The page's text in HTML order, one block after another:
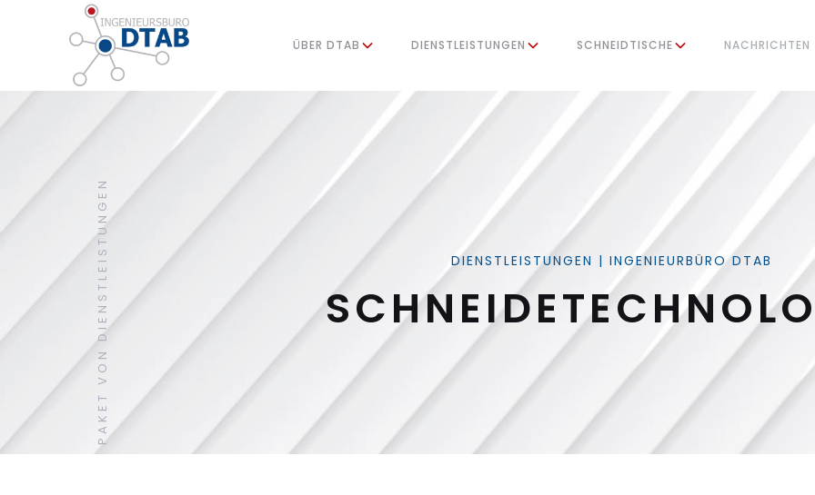
ÜBER DTAB DIENSTLEISTUNGEN SCHNEIDTISCHE NACHRICHTEN
PAKET VON DIENSTLEISTUNGEN DIENSTLEISTUNGEN | INGENIEURBÜRO DTAB